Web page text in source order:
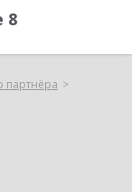
8
партнёра